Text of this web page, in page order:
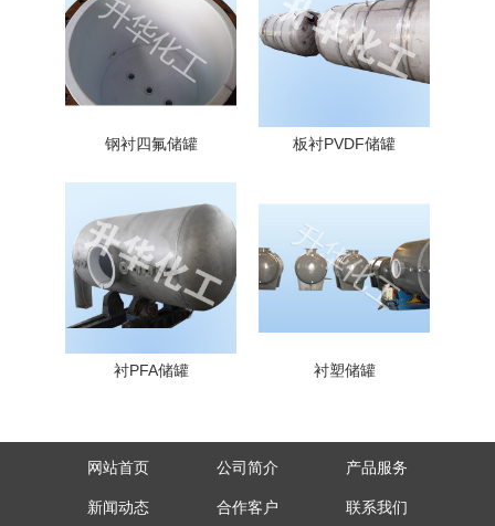
钢衬四氟储罐 板衬PVDF储罐
衬PFA储罐 衬塑储罐
网站首页 公司简介 产品服务
新闻动态 合作客户 联系我们